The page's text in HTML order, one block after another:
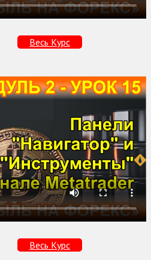
Весь Курс
Весь Курс